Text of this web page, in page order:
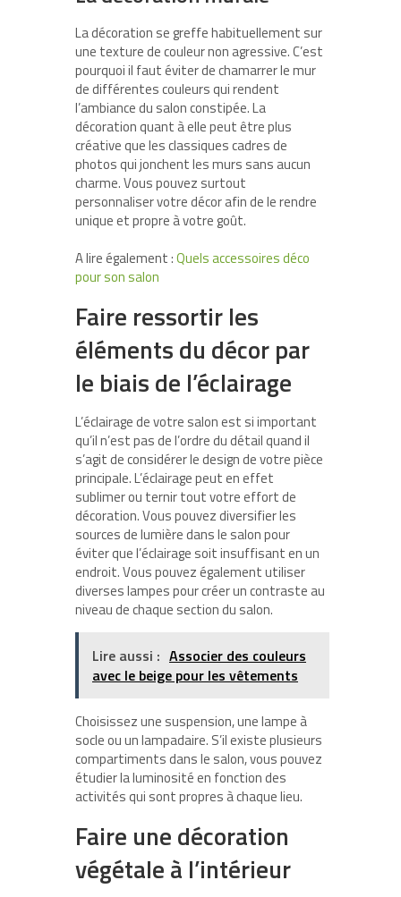
La décoration se greffe habituellement sur
une texture de couleur non agressive. C’est
pourquoi il faut éviter de chamarrer le mur
de différentes couleurs qui rendent
l’ambiance du salon constipée. La
décoration quant à elle peut être plus
créative que les classiques cadres de
photos qui jonchent les murs sans aucun
charme. Vous pouvez surtout
personnaliser votre décor afin de le rendre
unique et propre à votre goût.
A lire également :Quels accessoires déco
pour son salon
Faire ressortir les
éléments du décor par
le biais de l’éclairage
L’éclairage de votre salon est si important
qu’il n’est pas de l’ordre du détail quand il
s’agit de considérer le design de votre pièce
principale. L’éclairage peut en effet
sublimer ou ternir tout votre effort de
décoration. Vous pouvez diversifier les
sources de lumière dans le salon pour
éviter que l’éclairage soit insuffisant en un
endroit. Vous pouvez également utiliser
diverses lampes pour créer un contraste au
niveau de chaque section du salon.
Lire aussi : Associer des couleurs
avec le beige pour les vêtements
Choisissez une suspension, une lampe à
socle ou un lampadaire. S’il existe plusieurs
compartiments dans le salon, vous pouvez
étudier la luminosité en fonction des
activités qui sont propres à chaque lieu.
Faire une décoration
végétale à l’intérieur